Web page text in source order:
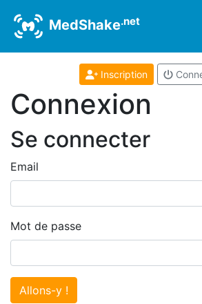
MedShake.net
Inscription
Connexion
Se connecter
Email
Mot de passe
Allons-y !